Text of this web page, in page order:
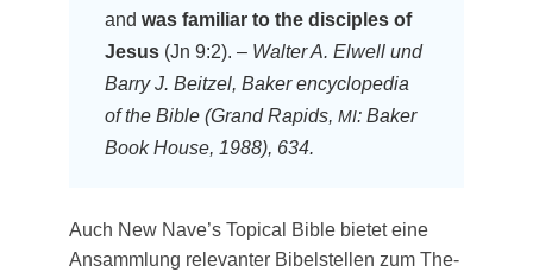
and was fami­li­ar to the disci­ples of
Jesus (Jn 9:2). – Wal­ter A. Elwell und
Bar­ry J. Beit­zel, Bak­er ency­clo­pe­dia
of the Bible (Grand Rapids, MI: Bak­er
Book House, 1988), 634.
Auch New Nave’s Topi­cal Bible bie­tet eine
Ansamm­lung rele­van­ter Bibel­stel­len zum The­